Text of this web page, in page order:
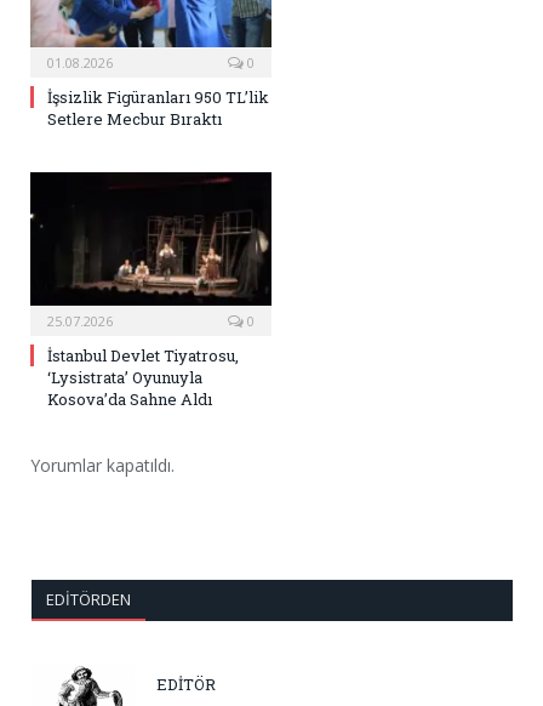
01.08.2026 0
İşsizlik Figüranları 950 TL’lik
Setlere Mecbur Bıraktı
25.07.2026 0
İstanbul Devlet Tiyatrosu,
‘Lysistrata’ Oyunuyla
Kosova’da Sahne Aldı
Yorumlar kapatıldı.
EDITÖRDEN
EDİTÖR